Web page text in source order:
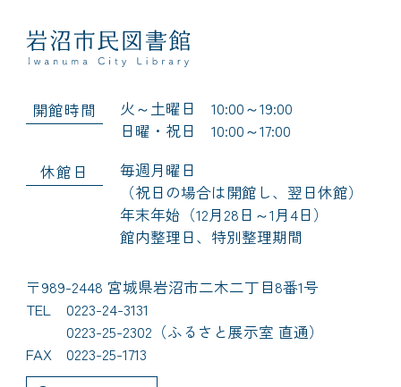
開館時間
火～土曜日 10:00～19:00
日曜・祝日 10:00～17:00
休館日
毎週月曜日
（祝日の場合は開館し、翌日休館）
年末年始（12月28日～1月4日）
館内整理日、特別整理期間
〒989-2448 宮城県岩沼市二木二丁目8番1号
TEL
0223-24-3131
0223-25-2302（ふるさと展示室 直通）
FAX
0223-25-1713